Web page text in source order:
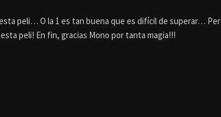
peli… O la 1 es tan buena que es difícil de superar…
peli! En fin, gracias Mono por tanta magia!!!